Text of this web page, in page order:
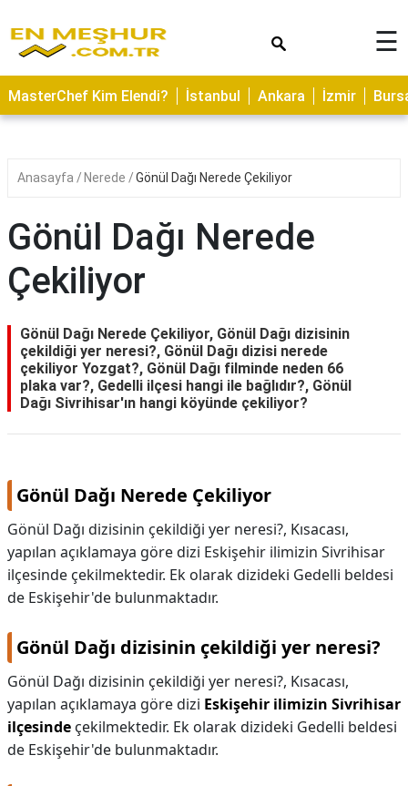
ASTROLOJİ
SAĞLIK
YERLER
BAKIMI
KAMP
ALANLARI
HAMİLELİK
☰
MasterChef Kim Elendi? İstanbul Ankara İzmir
Anasayfa Nerede Gönül Dağı Nerede Çekiliyor
Gönül Dağı Nerede
Çekiliyor
Gönül Dağı Nerede Çekiliyor, Gönül Dağı dizisinin
çekildiği yer neresi?, Gönül Dağı dizisi nerede
çekiliyor Yozgat?, Gönül Dağı filminde neden 66
plaka var?, Gedelli ilçesi hangi ile bağlıdır?, Gönül
Dağı Sivrihisar'ın hangi köyünde çekiliyor?
Gönül Dağı Nerede Çekiliyor
Gönül Dağı dizisinin çekildiği yer neresi?, Kısacası,
yapılan açıklamaya göre dizi Eskişehir ilimizin Sivrihisar
ilçesinde çekilmektedir. Ek olarak dizideki Gedelli beldesi
de Eskişehir'de bulunmaktadır.
Gönül Dağı dizisinin çekildiği yer neresi?
Gönül Dağı dizisinin çekildiği yer neresi?, Kısacası,
yapılan açıklamaya göre dizi Eskişehir ilimizin Sivrihisar
ilçesinde çekilmektedir. Ek olarak dizideki Gedelli beldesi
de Eskişehir'de bulunmaktadır.